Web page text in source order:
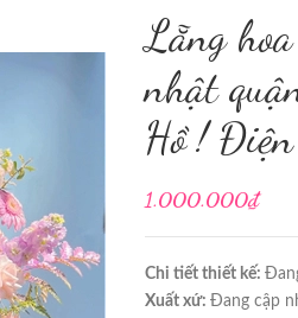
Lẵng
nhật
Hồ !
1.000.000₫
Chi tiết thiết kế:
Xuất xứ: Đang cập